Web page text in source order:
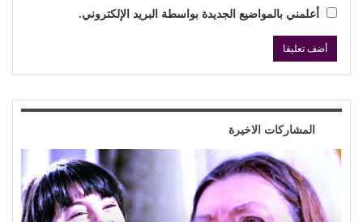
أعلمني بالمواضيع الجديدة بواسطة البريد الإلكتروني.
المشاركات الاخيرة